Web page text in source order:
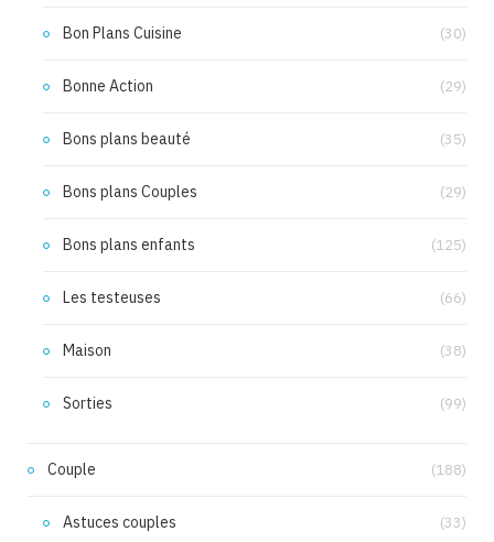
Bon Plans Cuisine (30)
Bonne Action (29)
Bons plans beauté (35)
Bons plans Couples (29)
Bons plans enfants (125)
Les testeuses (66)
Maison (38)
Sorties (99)
Couple (188)
Astuces couples (33)